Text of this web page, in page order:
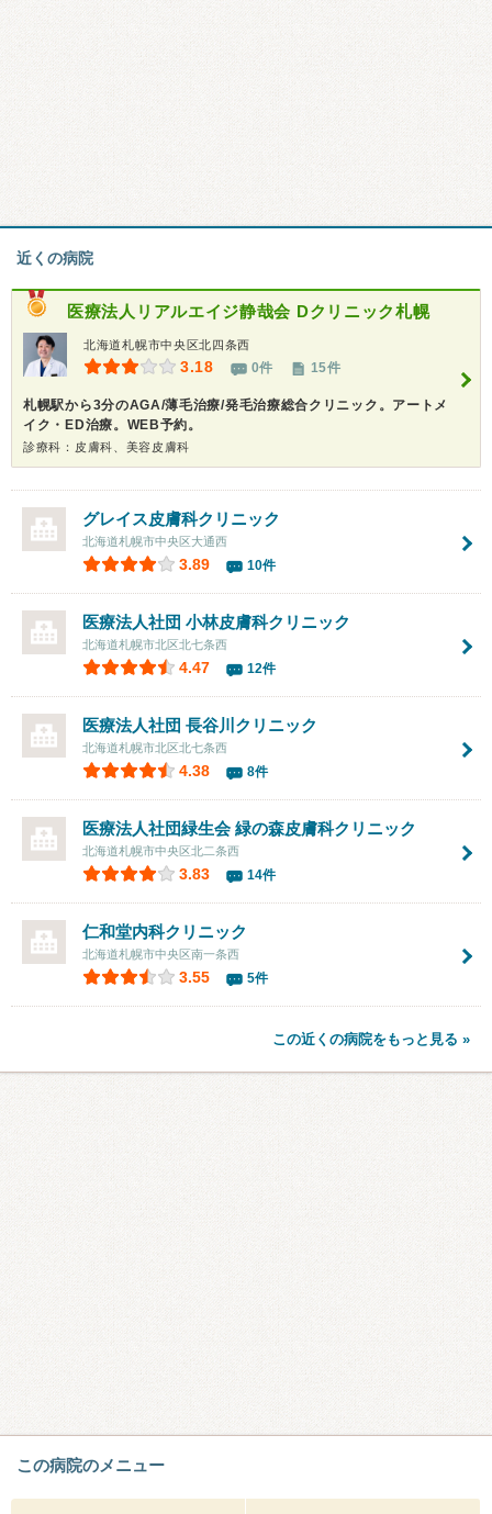
近くの病院
医療法人リアルエイジ静哉会 Dクリニック札幌
北海道札幌市中央区北四条西
3.18 0件 15件
札幌駅から3分のAGA/薄毛治療/発毛治療総合クリニック。アートメ
イク・ED治療。WEB予約。
診療科：皮膚科、美容皮膚科
グレイス皮膚科クリニック
北海道札幌市中央区大通西
3.89 10件
医療法人社団 小林皮膚科クリニック
北海道札幌市北区北七条西
4.47 12件
医療法人社団 長谷川クリニック
北海道札幌市北区北七条西
4.38 8件
医療法人社団緑生会緑の森皮膚科クリニック
北海道札幌市中央区北二条西
3.83 14件
仁和堂内科クリニック
北海道札幌市中央区南一条西
3.55 5件
この近くの病院をもっと見る »
この病院のメニュー